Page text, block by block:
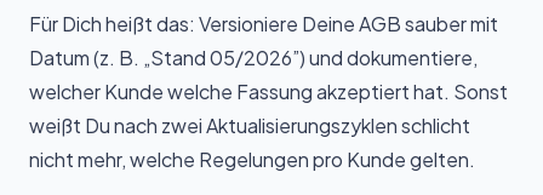
Für Dich heißt das: Versioniere Deine AGB sauber mit
Datum (z. B. „Stand 05/2026”) und dokumentiere,
welcher Kunde welche Fassung akzeptiert hat. Sonst
weißt Du nach zwei Aktualisierungszyklen schlicht
nicht mehr, welche Regelungen pro Kunde gelten.